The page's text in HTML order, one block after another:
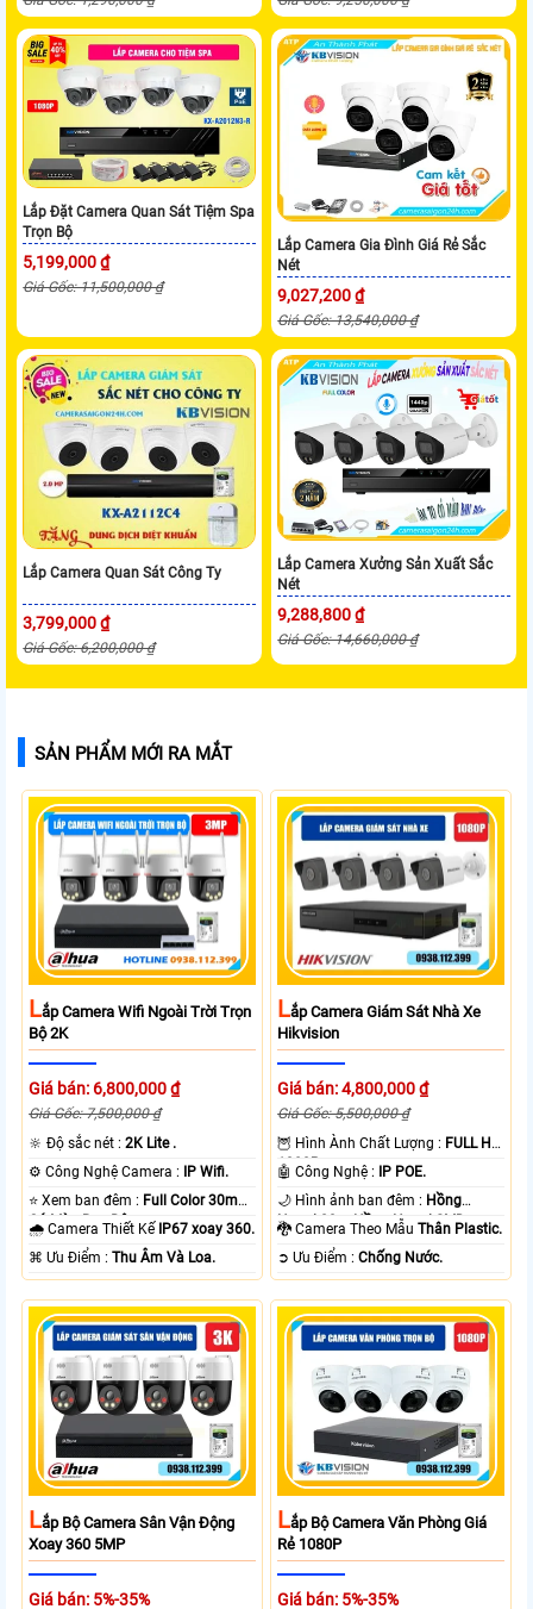
Lắp Đặt Camera Quan Sát Tiệm Spa
Trọn Bộ
5,199,000 ₫
Giá Gốc: 11,500,000 ₫
Lắp Camera Gia Đình Giá Rẻ Sắc
Nét
9,027,200 ₫
Giá Gốc: 13,540,000 ₫
Lắp Camera Quan Sát Công Ty
3,799,000 ₫
Giá Gốc: 6,200,000 ₫
Lắp Camera Xưởng Sản Xuất Sắc
Nét
9,288,800 ₫
Giá Gốc: 14,660,000 ₫
SẢN PHẨM MỚI RA MẮT
LẮp Camera Wifi Ngoài Trời Trọn
Bộ 2K
Giá bán: 6,800,000 ₫
Giá Gốc: 7,500,000 ₫
🔆 Độ sắc nét :2K Lite .
⚙ Công Nghệ Camera :
IP Wifi.
⭐ Xem ban đêm : Full Color 30m
Có Màu Ban Ðêm.
🌧️ Camera Thiết Kế IP67 xoay 360.
️⌘ Ưu Điểm :Thu Âm Và Loa.
LẮp Camera Giám Sát Nhà Xe
Hikvision
Giá bán: 4,800,000 ₫
Giá Gốc: 5,500,000 ₫
🦉 Hình Ành Chất Lượng : FULL HD
1080P .
🤖️ Công Nghệ :
IP POE.
🌙 Hình ảnh ban đêm : Hồng
Ngoại 20m Hồng Ngoại SMD.
🐉️ Camera Theo MẫuThân Plastic.
️➲ Ưu Điểm :Chống Nước.
LẮp Bộ Camera Sân Vận Động
Xoay 360 5MP
Giá bán: 5%-35%
LẮp Bộ Camera Văn Phòng Giá
Rẻ 1080P
Giá bán: 5%-35%